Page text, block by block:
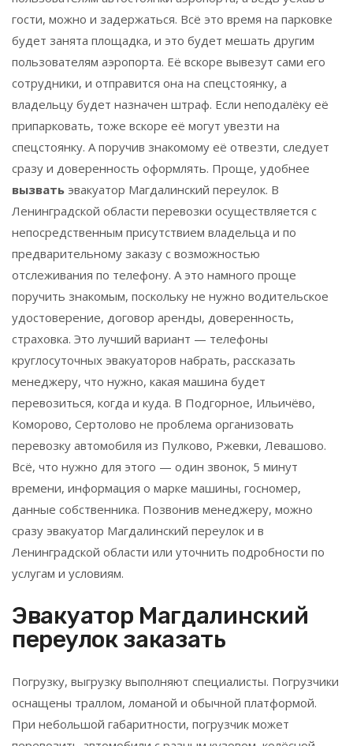
гости, можно и задержаться. Всё это время на парковке
будет занята площадка, и это будет мешать другим
пользователям аэропорта. Её вскоре вывезут сами его
сотрудники, и отправится она на спецстоянку, а
владельцу будет назначен штраф. Если неподалёку её
припарковать, тоже вскоре её могут увезти на
спецстоянку. А поручив знакомому её отвезти, следует
сразу и доверенность оформлять. Проще, удобнее
вызвать эвакуатор Магдалинский переулок. В
Ленинградской области перевозки осуществляется с
непосредственным присутствием владельца и по
предварительному заказу с возможностью
отслеживания по телефону. А это намного проще
поручить знакомым, поскольку не нужно водительское
удостоверение, договор аренды, доверенность,
страховка. Это лучший вариант — телефоны
круглосуточных эвакуаторов набрать, рассказать
менеджеру, что нужно, какая машина будет
перевозиться, когда и куда. В Подгорное, Ильичёво,
Коморово, Сертолово не проблема организовать
перевозку автомобиля из Пулково, Ржевки, Левашово.
Всё, что нужно для этого — один звонок, 5 минут
времени, информация о марке машины, госномер,
данные собственника. Позвонив менеджеру, можно
сразу эвакуатор Магдалинский переулок и в
Ленинградской области или уточнить подробности по
услугам и условиям.
Эвакуатор Магдалинский
переулок заказать
Погрузку, выгрузку выполняют специалисты. Погрузчики
оснащены траллом, ломаной и обычной платформой.
При небольшой габаритности, погрузчик может